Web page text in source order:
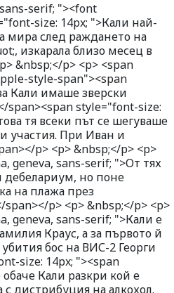
serif; "><font
size: 14px; ">Кали най-
мира след раждането на
изкарала близо месец в
&nbsp;</p> <p> <span
style-span"><span
Кали имаше зверски
span><span style="font-size:
тя всеки път се шегуваше
участия. При Иван и
p> <p> &nbsp;</p> <p>
geneva, sans-serif; ">От тях
дебелариум, но поне
на плажа през
p> <p> &nbsp;</p> <p>
geneva, sans-serif; ">Кали е
Краус, а за първото й
бос на ВИС-2 Георги
size: 14px; "><span
Кали разкри кой е
дистрибуция на алкохол.